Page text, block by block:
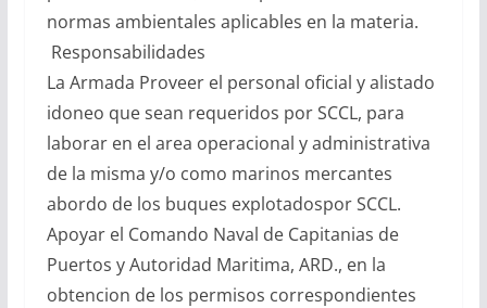
normas ambientales aplicables en la materia.
Responsabilidades
La Armada Proveer el personal oficial y alistado
idoneo que sean requeridos por SCCL, para
laborar en el area operacional y administrativa
de la misma y/o como marinos mercantes
abordo de los buques explotadospor SCCL.
Apoyar el Comando Naval de Capitanias de
Puertos y Autoridad Maritima, ARD., en la
obtencion de los permisos correspondientes